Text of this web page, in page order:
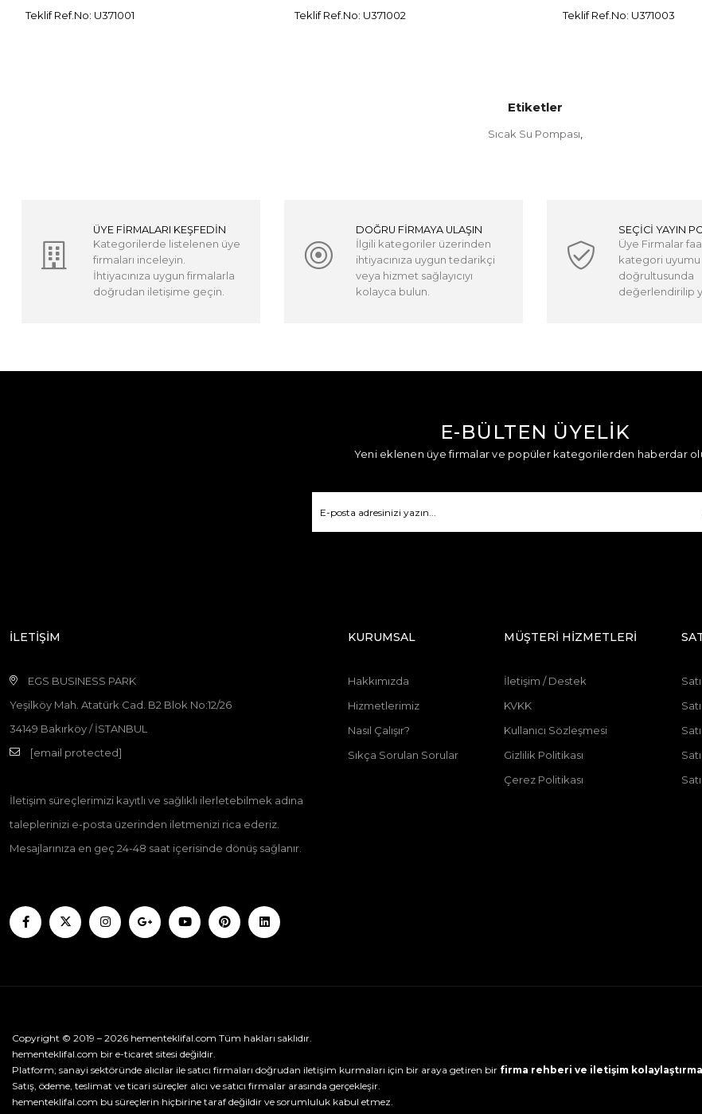
Teklif Ref.No: U371001 Teklif Ref.No: U371002 Teklif Ref.No: U371003
Etiketler
Sıcak Su Pompası,
ÜYE FİRMALARI KEŞFEDİN
Kategorilerde listelenen üye
firmaları inceleyin.
İhtiyacınıza uygun firmalarla
doğrudan iletişime geçin.
DOĞRU FİRMAYA ULAŞIN
İlgili kategoriler üzerinden
ihtiyacınıza uygun tedarikçi
veya hizmet sağlayıcıyı
kolayca bulun.
SEÇİCİ YAYIN
Üye Firmalar
kategori uyumu
doğrultusunda
değerlendirilip
E-BÜLTEN ÜYELİK
Yeni eklenen üye firmalar ve popüler kategorilerden haberdar
İLETİŞİM
EGS BUSINESS PARK
Yeşilköy Mah. Atatürk Cad. B2 Blok No:12/26
34149 Bakırköy / İSTANBUL
[email protected]
İletişim süreçlerimizi kayıtlı ve sağlıklı ilerletebilmek adına
taleplerinizi e-posta üzerinden iletmenizi rica ederiz.
Mesajlarınıza en geç 24-48 saat içerisinde dönüş sağlanır.
KURUMSAL
Hakkımızda
Hizmetlerimiz
Nasıl Çalışır?
Sıkça Sorulan Sorular
MÜŞTERİ HİZMETLERİ
İletişim / Destek
KVKK
Kullanıcı Sözleşmesi
Gizlilik Politikası
Çerez Politikası
Copyright © 2019 – 2026 hementeklifal.com Tüm hakları saklıdır.
hementeklifal.com bir e-ticaret sitesi değildir.
Platform; sanayi sektöründe alıcılar ile satıcı firmaları doğrudan iletişim kurmaları için bir araya getiren bir firma rehberi ve iletişim
Satış, ödeme, teslimat ve ticari süreçler alıcı ve satıcı firmalar arasında gerçekleşir.
hementeklifal.com bu süreçlerin hiçbirine taraf değildir ve sorumluluk kabul etmez.